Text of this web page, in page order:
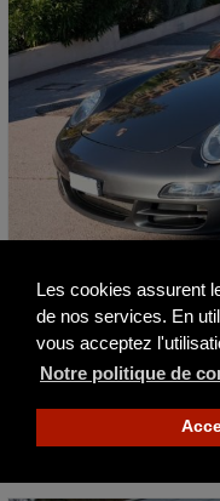
Les cookies assurent
de nos services. En
vous acceptez
Notre politique de
Porsche 997 Carrera 4S
2008 83800 km
69 800 €